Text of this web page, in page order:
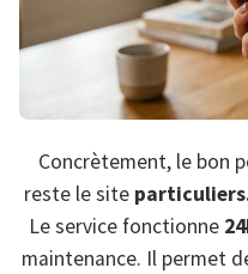
Concrètement, le bon
reste le site
Le service fonctionne
maintenance. Il permet